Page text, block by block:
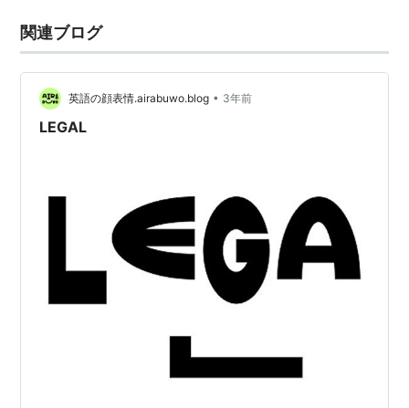
関連ブログ
英語の顔表情.airabuwo.blog • 3年前
LEGAL